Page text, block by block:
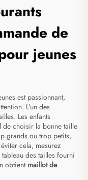
de
jeunes
est passionnant,
L’un des
Les enfants
de choisir la bonne taille
grands ou trop petits,
cela, mesurez
des tailles fourni
obtient maillot de